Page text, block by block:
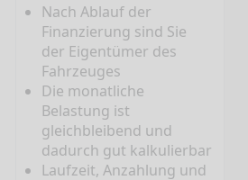
Nach Ablauf der
Finanzierung sind Sie
der Eigentümer des
Fahrzeuges
Die monatliche
Belastung ist
gleichbleibend und
dadurch gut kalkulierbar
Laufzeit, Anzahlung und